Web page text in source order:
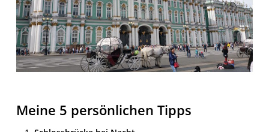
Meine 5 persönlichen Tipps